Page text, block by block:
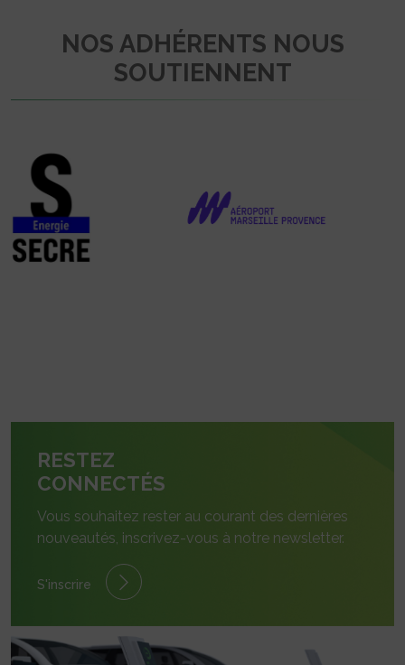
NOS ADHÉRENTS NOUS
SOUTIENNENT
RESTEZ
CONNECTÉS
Vous souhaitez rester au courant des dernières
nouveautés, inscrivez-vous à notre newsletter.
S'inscrire